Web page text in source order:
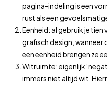
pagina-indeling is een
rust als een
Eenheid: al gebruik je tien
grafisch design, wanneer
een eenheid brengen ze
Witruimte: eigenlijk
immers niet altijd wit.